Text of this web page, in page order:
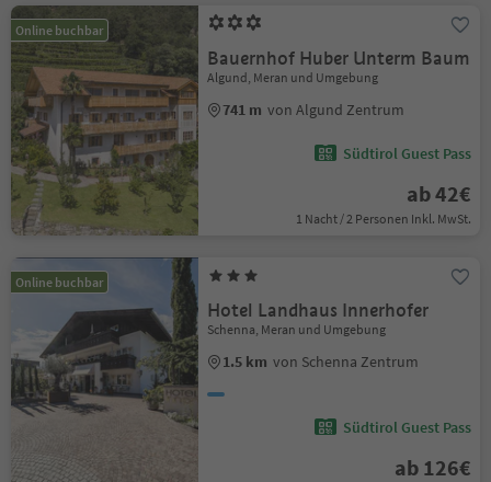
Online buchbar
Bauernhof Huber Unterm Baum
Algund, Meran und Umgebung
741 m von Algund Zentrum
Südtirol Guest Pass
ab 42€
1 Nacht / 2 Personen Inkl. MwSt.
Online buchbar
Hotel Landhaus Innerhofer
Schenna, Meran und Umgebung
1.5 km von Schenna Zentrum
Südtirol Guest Pass
ab 126€